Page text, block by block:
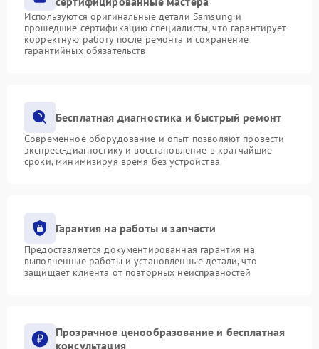
Используются оригинальные детали Samsung и
прошедшие сертификацию специалисты, что гарантирует
корректную работу после ремонта и сохранение
гарантийных обязательств
Бесплатная диагностика и быстрый ремонт
Современное оборудование и опыт позволяют провести
экспресс-диагностику и восстановление в кратчайшие
сроки, минимизируя время без устройства
Гарантия на работы и запчасти
Предоставляется документированная гарантия на
выполненные работы и установленные детали, что
защищает клиента от повторных неисправностей
Прозрачное ценообразование и бесплатная
консультация